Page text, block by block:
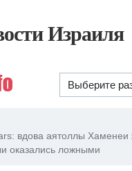
Израиля
вдова аятоллы Хаменеи
оказались ложными